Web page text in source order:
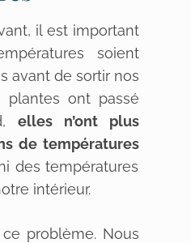
il est important
soient
avant de sortir nos
plantes ont passé
elles n’ont plus
de températures
des températures
intérieur.
problème. Nous